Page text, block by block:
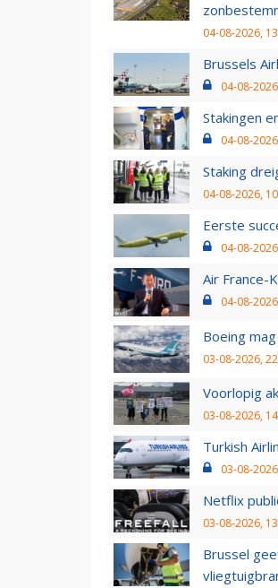
04-08-2026,
Brussels
04-08-
Stakingen
04-08-
Staking
04-08-2026,
Eerste
04-08-
Air France-
04-08-
Boeing
03-08-2026,
Voorlopig
03-08-2026,
Turkish
03-08-
Netflix
03-08-2026,
Brussel